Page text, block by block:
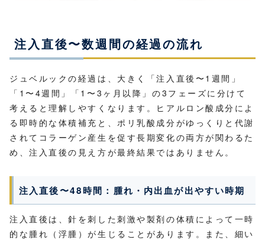
注入直後〜数週間の経過の流れ
ジュベルックの経過は、大きく「注入直後〜1週間」
「1〜4週間」「1〜3ヶ月以降」の3フェーズに分けて
考えると理解しやすくなります。ヒアルロン酸成分によ
る即時的な体積補充と、ポリ乳酸成分がゆっくりと代謝
されてコラーゲン産生を促す長期変化の両方が関わるた
め、注入直後の見え方が最終結果ではありません。
注入直後〜48時間：腫れ・内出血が出やすい時期
注入直後は、針を刺した刺激や製剤の体積によって一時
的な腫れ（浮腫）が生じることがあります。また、細い